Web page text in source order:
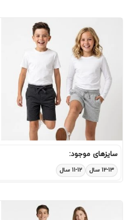
سایزهای موجود:
۱۲-۱۳ سال ۱۱-۱۲ سال